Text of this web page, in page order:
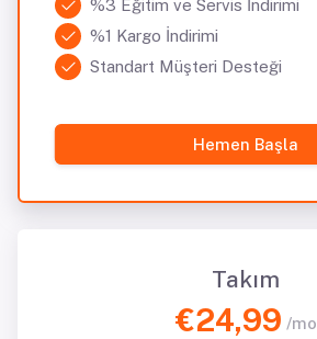
%3 Eğitim ve Servis İndirimi
%1 Kargo İndirimi
Standart Müşteri Desteği
Hemen Başla
Takım
€24,99 /mo